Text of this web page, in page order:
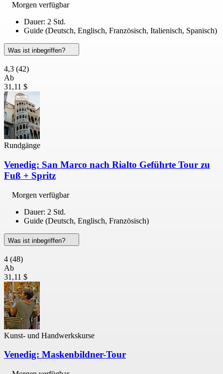
Morgen verfügbar
Dauer: 2 Std.
Guide (Deutsch, Englisch, Französisch, Italienisch, Spanisch)
Was ist inbegriffen?
4,3 (42)
Ab
31,11 $
Rundgänge
Venedig: San Marco nach Rialto Geführte Tour zu
Fuß + Spritz
Morgen verfügbar
Dauer: 2 Std.
Guide (Deutsch, Englisch, Französisch)
Was ist inbegriffen?
4 (48)
Ab
31,11 $
Kunst- und Handwerkskurse
Venedig: Maskenbildner-Tour